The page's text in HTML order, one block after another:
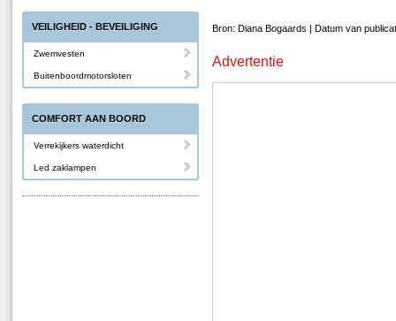
Bron: Diana Bogaards | Datum van
Advertentie
VEILIGHEID - BEVEILIGING
Zwemvesten
Buitenboordmotorsloten
COMFORT AAN BOORD
Verrekijkers waterdicht
Led zaklampen